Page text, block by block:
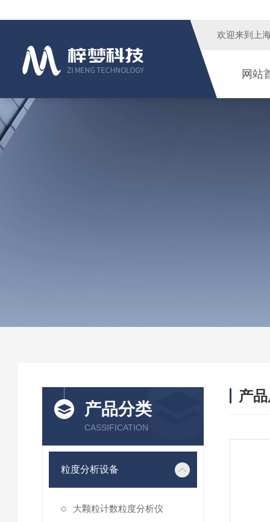
欢迎来到 上
网站
产品分类
CASSIFICATION
粒度分析设备
大颗粒计数粒度分析仪
产